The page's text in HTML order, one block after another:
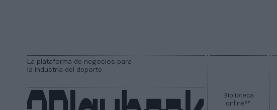
La plataforma de negocios para
la industria del deporte
Biblioteca
online2P